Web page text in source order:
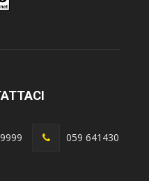
059 641430